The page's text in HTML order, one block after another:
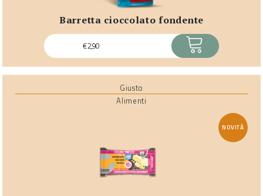
barretta cioccolato fondente
€2,90 ACQUISTA
Giusto
Alimenti
NOVITÀ